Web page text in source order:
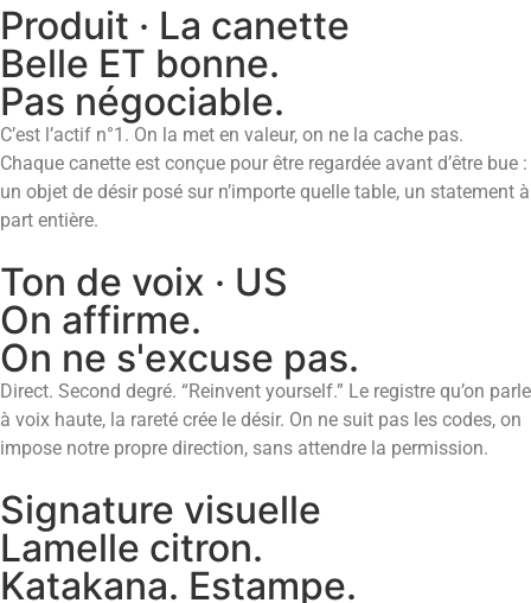
Produit · La canette
Belle ET bonne.
Pas négociable.
C’est l’actif n°1. On la met en valeur, on ne la cache pas.
Chaque canette est conçue pour être regardée avant d’être bue :
un objet de désir posé sur n’importe quelle table, un statement à
part entière.
Ton de voix · US
On affirme.
On ne s'excuse pas.
Direct. Second degré. “Reinvent yourself.” Le registre qu’on parle
à voix haute, la rareté crée le désir. On ne suit pas les codes, on
impose notre propre direction, sans attendre la permission.
Signature visuelle
Lamelle citron.
Katakana. Estampe.